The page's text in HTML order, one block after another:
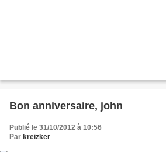
Bon anniversaire, john
Publié le 31/10/2012 à 10:56
Par kreizker